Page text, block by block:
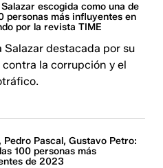
escogida como una de
personas más influyentes en
por la revista TIME
Salazar destacada por su
contra la corrupción y el
Pedro Pascal, Gustavo Petro:
100 personas más
de 2023